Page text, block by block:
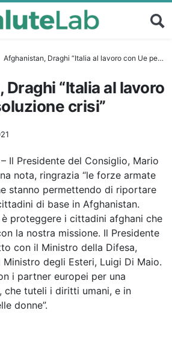
Afghanistan, Draghi “Italia al lavoro con Ue per soluzione crisi”
“Italia al lavoro
crisi”
– Il Presidente del Consiglio, Mario
nota, ringrazia “le forze armate
stanno permettendo di riportare
di base in Afghanistan.
è proteggere i cittadini afghani che
la nostra missione. Il Presidente
con il Ministro della Difesa,
Ministro degli Esteri, Luigi Di Maio.
i partner europei per una
che tuteli i diritti umani, e in
donne”.